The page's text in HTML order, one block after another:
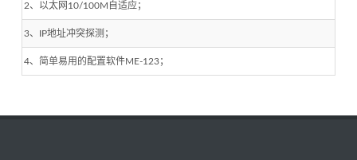
2、以太网10/100M自适应；
3、IP地址冲突探测；
4、简单易用的配置软件ME-123；